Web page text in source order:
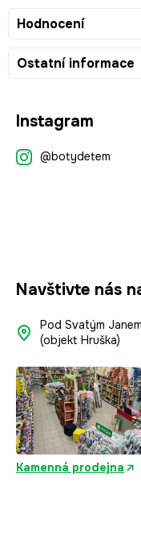
Hodnocení
Ostatní informace
Instagram
@botydetem
Navštivte nás
Pod Svatým
(objekt Hruška)
Kamenná prodejna